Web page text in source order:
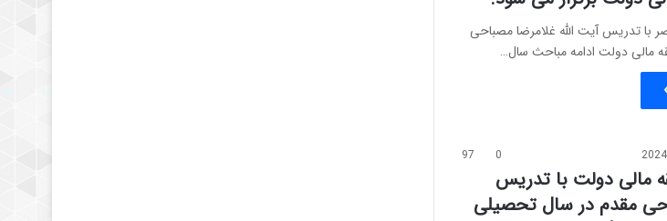
با تدریس آیت الله غلامرضا مصباحی
مالی دولت ادامه مباحث سال…
0
97
مالی دولت با تدریس
مقدم در سال تحصیلی